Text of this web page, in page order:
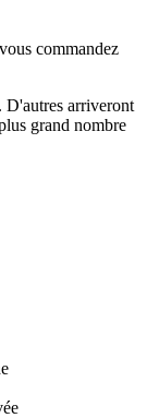
commandez
D'autres arriveront
grand nombre